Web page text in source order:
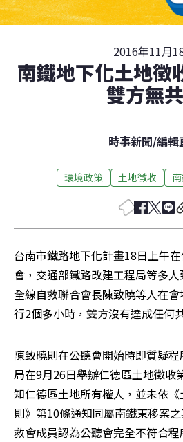
2016年11月
南鐵地下化土地徵
雙方無
時事新聞/編輯
環境政策 土地徵收
台南市鐵路地下化計畫18日上午
會，交通部鐵路改建工程局等多
全線自救聯合會長陳致曉等人在
行2個多小時，雙方沒有達成任何
陳致曉則在公聽會開始時即質疑
局在9月26日舉辦仁德區土地徵收
知仁德區土地所有權人，並未依
則》第10條通知同屬南鐵東移案
救會成員認為公聽會完全不符合